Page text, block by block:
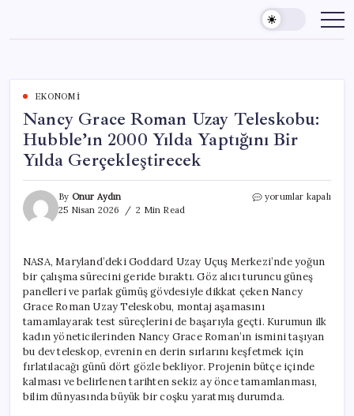
content
EKONOMI
Nancy Grace Roman Uzay Teleskobu:
Hubble’ın 2000 Yılda Yaptığını Bir
Yılda Gerçekleştirecek
By Onur Aydın
25 Nisan 2026
2 Min Read
Nancy
Hubble’ın
2000
Yılda
Bir
Gerçekleştirecek
için
yorumlar kapalı
NASA, Maryland’deki Goddard Uzay Uçuş Merkezi’nde yoğun
bir çalışma sürecini geride bıraktı. Göz alıcı turuncu güneş
panelleri ve parlak gümüş gövdesiyle dikkat çeken Nancy
Grace Roman Uzay Teleskobu, montaj aşamasını
tamamlayarak test süreçlerini de başarıyla geçti. Kurumun ilk
kadın yöneticilerinden Nancy Grace Roman’ın ismini taşıyan
bu dev teleskop, evrenin en derin sırlarını keşfetmek için
fırlatılacağı günü dört gözle bekliyor. Projenin bütçe içinde
kalması ve belirlenen tarihten sekiz ay önce tamamlanması,
bilim dünyasında büyük bir coşku yaratmış durumda.